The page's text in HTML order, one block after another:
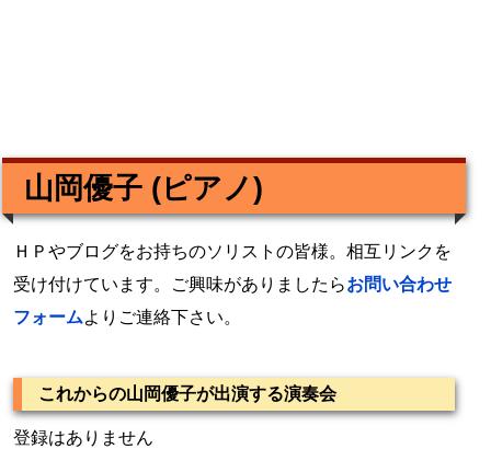
山岡優子 (ピアノ)
ＨＰやブログをお持ちのソリストの皆様。相互リンクを
受け付けています。ご興味がありましたらお問い合わせ
フォームよりご連絡下さい。
これからの山岡優子が出演する演奏会
登録はありません